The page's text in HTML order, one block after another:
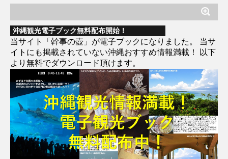
沖縄観光電子ブック無料配布開始！
当サイト「幹事の壺」が電子ブックになりました。 当サ
イトにも掲載されていない沖縄おすすめ情報満載！ 以下
より無料でダウンロード頂けます。